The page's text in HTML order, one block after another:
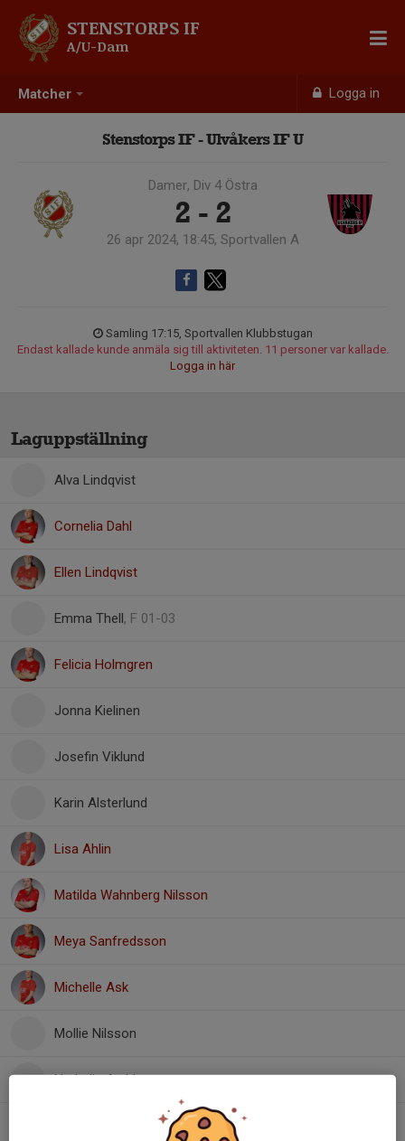
Matcher Logga in
STENSTORPS IF
A/U-Dam
Stenstorps IF - Ulvåkers IF U
Damer, Div 4 Östra
2 - 2
26 apr 2024, 18:45, Sportvallen A
Samling 17:15, Sportvallen Klubbstugan
Endast kallade kunde anmäla sig till aktiviteten. 11 personer var kallade.
Logga in här
Laguppställning
Alva Lindqvist
Cornelia Dahl
Ellen Lindqvist
Emma Thell, F 01-03
Felicia Holmgren
Jonna Kielinen
Josefin Viklund
Karin Alsterlund
Lisa Ahlin
Matilda Wahnberg Nilsson
Meya Sanfredsson
Michelle Ask
Mollie Nilsson
Nathalie Arvidsson